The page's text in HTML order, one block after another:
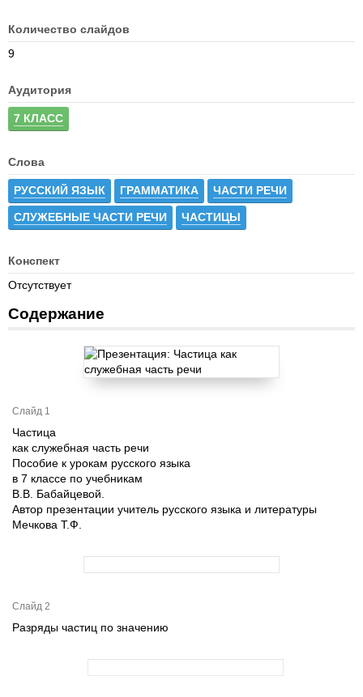
Количество слайдов
9
Аудитория
7 КЛАСС
Слова
РУССКИЙ ЯЗЫК ГРАММАТИКА ЧАСТИ РЕЧИ
СЛУЖЕБНЫЕ ЧАСТИ РЕЧИ ЧАСТИЦЫ
Конспект
Отсутствует
Содержание
Слайд 1
Частица
как служебная часть речи
Пособие к урокам русского языка
в 7 классе по учебникам
В.В. Бабайцевой.
Автор презентации учитель русского языка и литературы
Мечкова Т.Ф.
Слайд 2
Разряды частиц по значению